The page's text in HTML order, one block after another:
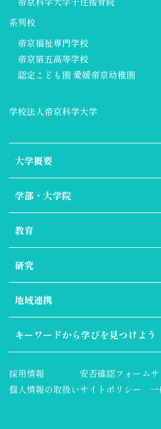
系列校
帝京福祉専門学校
帝京第五高等学校
認定こども園 愛媛帝京幼稚園
学校法人帝京科学大学
大学概要
学部・大学院
教育
研究
地域連携
キーワードから学びを見つけよう
採用情報 安否確認フォーム
個人情報の取扱いサイトポリシー